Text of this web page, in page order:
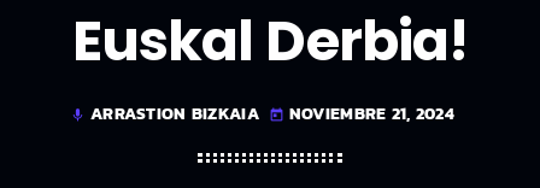
Euskal Derbia!
mic ARRASTION BIZKAIA today NOVIEMBRE 21, 2024